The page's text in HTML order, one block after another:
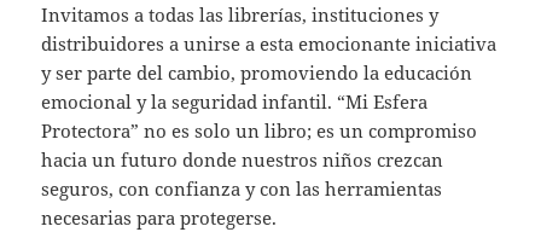
Invitamos a todas las librerías, instituciones y
distribuidores a unirse a esta emocionante iniciativa
y ser parte del cambio, promoviendo la educación
emocional y la seguridad infantil. “Mi Esfera
Protectora” no es solo un libro; es un compromiso
hacia un futuro donde nuestros niños crezcan
seguros, con confianza y con las herramientas
necesarias para protegerse.